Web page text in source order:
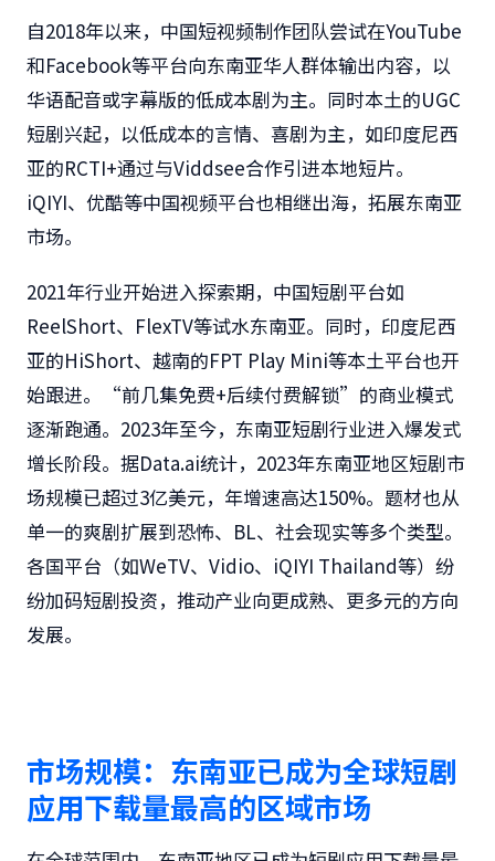
自2018年以来，中国短视频制作团队尝试在YouTube
和Facebook等平台向东南亚华人群体输出内容，以
华语配音或字幕版的低成本剧为主。同时本土的UGC
短剧兴起，以低成本的言情、喜剧为主，如印度尼西
亚的RCTI+通过与Viddsee合作引进本地短片。
iQIYI、优酷等中国视频平台也相继出海，拓展东南亚
市场。
2021年行业开始进入探索期，中国短剧平台如
ReelShort、FlexTV等试水东南亚。同时，印度尼西
亚的HiShort、越南的FPT Play Mini等本土平台也开
始跟进。“前几集免费+后续付费解锁”的商业模式
逐渐跑通。2023年至今，东南亚短剧行业进入爆发式
增长阶段。据Data.ai统计，2023年东南亚地区短剧市
场规模已超过3亿美元，年增速高达150%。题材也从
单一的爽剧扩展到恐怖、BL、社会现实等多个类型。
各国平台（如WeTV、Vidio、iQIYI Thailand等）纷
纷加码短剧投资，推动产业向更成熟、更多元的方向
发展。
市场规模：东南亚已成为全球短剧
应用下载量最高的区域市场